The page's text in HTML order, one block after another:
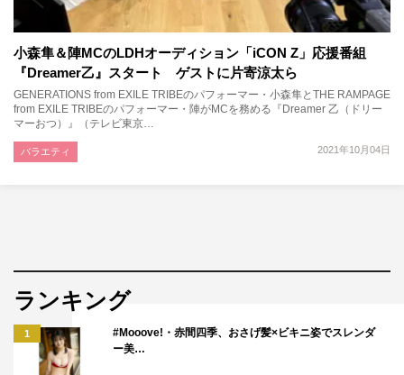
小森隼＆陣MCのLDHオーディション「iCON Z」応援番組
『Dreamer乙』スタート ゲストに片寄涼太ら
GENERATIONS from EXILE TRIBEのパフォーマー・小森隼とTHE RAMPAGE
from EXILE TRIBEのパフォーマー・陣がMCを務める『Dreamer 乙（ドリー
マーおつ）』（テレビ東京…
2021年10月04日
バラエティ
ランキング
1
#Mooove!・赤間四季、おさげ髪×ビキニ姿でスレンダ
ー美…